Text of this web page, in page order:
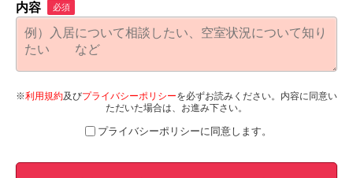
内容 必須
※利用規約及びプライバシーポリシーを必ずお読みください。内容に同意い
ただいた場合は、お進み下さい。
プライバシーポリシーに同意します。